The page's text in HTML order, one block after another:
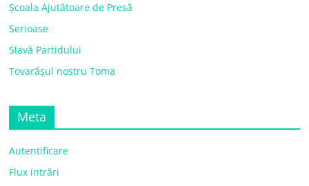
Școala Ajutătoare de Presă
Serioase
Slavă Partidului
Tovarășul nostru Toma
Meta
Autentificare
Flux intrări